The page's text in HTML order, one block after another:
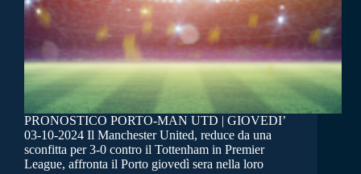
PRONOSTICO PORTO-MAN UTD | GIOVEDI’
03-10-2024 Il Manchester United, reduce da una
sconfitta per 3-0 contro il Tottenham in Premier
League, affronta il Porto giovedì sera nella loro